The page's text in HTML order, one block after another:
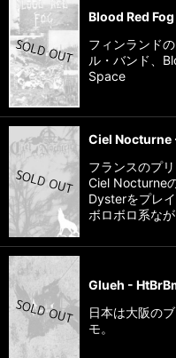
Blood Red
フィンランド
ル・バンド、
Space
Ciel Nocturne
フランスのプ
Ciel Nocturne
Dysterをプレ
ボロボロ系な
Glueh -
日本は大阪の
モ。